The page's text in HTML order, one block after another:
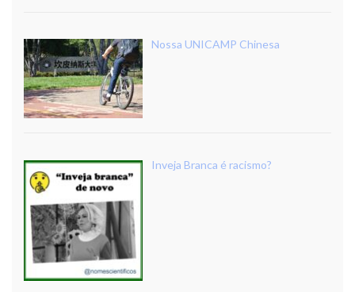
Nossa UNICAMP Chinesa
Inveja Branca é racismo?